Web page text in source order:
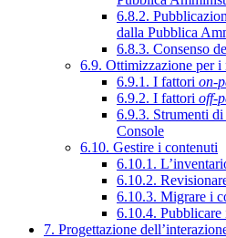
6.8.2.
dalla Pubblica
6.8.3. Consenso
6.9. Ottimizzazione per
6.9.1. I fattori on-
6.9.2. I fattori off-
6.9.3. Strumenti
Console
6.10. Gestire i contenuti
6.10.1.
6.10.2.
6.10.3. Migrare i
6.10.4. Pubblicare
7. Progettazione